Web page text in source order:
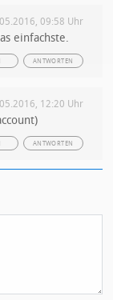
09:58 Uhr
einfachste.
ANTWORTEN
12:20 Uhr
ANTWORTEN